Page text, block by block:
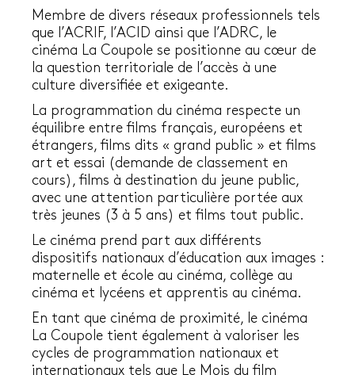
Membre de divers réseaux professionnels tels
que l’ACRIF, l’ACID ainsi que l’ADRC, le
cinéma La Coupole se positionne au cœur de
la question territoriale de l’accès à une
culture diversifiée et exigeante.
La programmation du cinéma respecte un
équilibre entre films français, européens et
étrangers, films dits « grand public » et films
art et essai (demande de classement en
cours), films à destination du jeune public,
avec une attention particulière portée aux
très jeunes (3 à 5 ans) et films tout public.
Le cinéma prend part aux différents
dispositifs nationaux d’éducation aux images :
maternelle et école au cinéma, collège au
cinéma et lycéens et apprentis au cinéma.
En tant que cinéma de proximité, le cinéma
La Coupole tient également à valoriser les
cycles de programmation nationaux et
internationaux tels que Le Mois du film